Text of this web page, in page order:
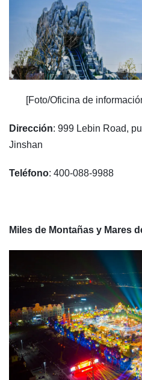
[Foto/Oficina de
Dirección: 999 Lebin Road,
Jinshan
Teléfono: 400-088-9988
Miles de Montañas y Mares